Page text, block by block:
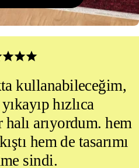
kullanabileceğim,
hızlıca
arıyordum. hem
hem de tasarımı
sindi.